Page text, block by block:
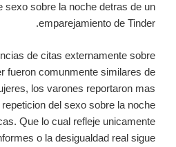
sexo sobre la noche detras de un
emparejamiento de Tinder.
de citas externamente sobre
fueron comunmente similares de
los varones reportaron mas
del sexo sobre la noche
Que lo cual refleje unicamente
o la desigualdad real sigue